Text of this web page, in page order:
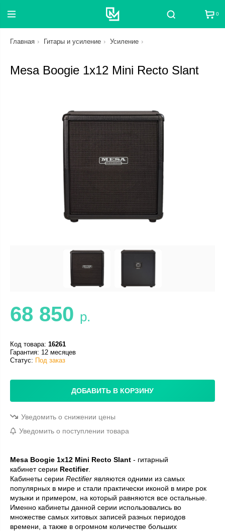
Поиск 0
Главная Гитары и усиление Усиление
Mesa Boogie 1x12 Mini Recto Slant
68 850 р.
Код товара: 16261
Гарантия: 12 месяцев
Статус: Под заказ
ДОБАВИТЬ В КОРЗИНУ
Уведомить о снижении цены
Уведомить о поступлении товара
Mesa Boogie 1x12 Mini Recto Slant - гитарный
кабинет серии Rectifier.
Кабинеты серии Rectifier являются одними из самых
популярных в мире и стали практически иконой в мире рок
музыки и примером, на который равняются все остальные.
Именно кабинеты данной серии использовались во
множестве самых хитовых записей разных периодов
времени, а также в огромном количестве больших